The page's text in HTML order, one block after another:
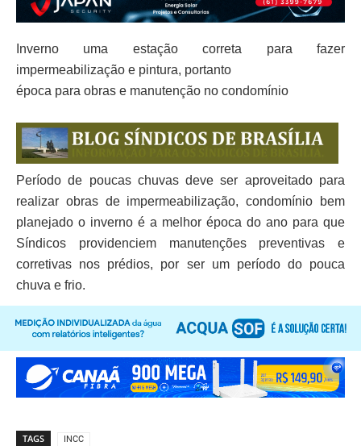
Inverno uma estação correta para fazer
impermeabilização e pintura, portanto
época para obras e manutenção no condomínio
Período de poucas chuvas deve ser aproveitado para
realizar obras de impermeabilização, condomínio bem
planejado o inverno é a melhor época do ano para que
Síndicos providenciem manutenções preventivas e
corretivas nos prédios, por ser um período do pouca
chuva e frio.
TAGS INCC